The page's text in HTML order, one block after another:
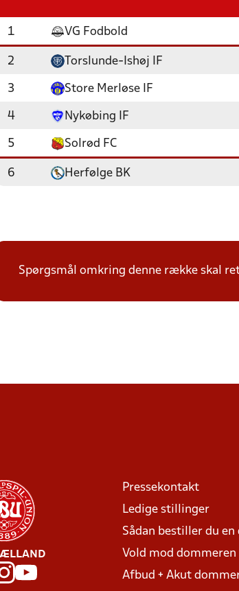
1 VG Fodbold
2 Torslunde-Ishøj IF
3 Store Merløse IF
4 Nykøbing IF
5 Solrød FC
6 Herfølge BK
Spørgsmål omkring denne række skal
Pressekontakt
Ledige stillinger
Sådan bestiller du
Vold mod dommeren
Afbud + Akut